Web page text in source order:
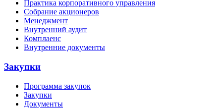
Практика корпоративного управления
Собрание акционеров
Менеджмент
Внутренний аудит
Комплаенс
Внутренние документы
Закупки
Программа закупок
Закупки
Документы